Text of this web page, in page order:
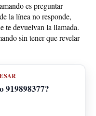
es preguntar
la línea no responde,
te devuelvan la llamada.
sin tener que revelar
919898377?